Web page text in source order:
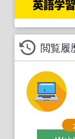
閲覧履